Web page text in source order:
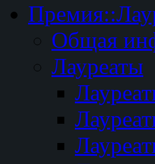
Общая
Лауреаты